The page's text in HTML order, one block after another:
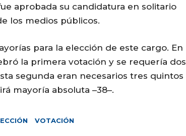
aprobada su candidatura en solitario
los medios públicos.
para la elección de este cargo. En
la primera votación y se requería dos
segunda eran necesarios tres quintos
mayoría absoluta –38–.
VOTACIÓN